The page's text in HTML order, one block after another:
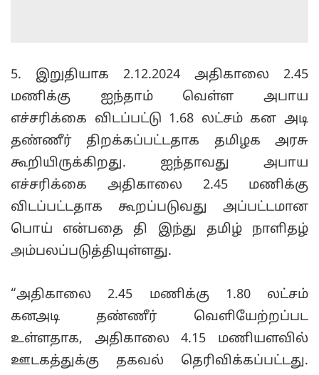
5. இறுதியாக 2.12.2024 அதிகாலை 2.45
மணிக்கு ஐந்தாம் வெள்ள அபாய
எச்சரிக்கை விடப்பட்டு 1.68 லட்சம் கன அடி
தண்ணீர் திறக்கப்பட்டதாக தமிழக அரசு
கூறியிருக்கிறது. ஐந்தாவது அபாய
எச்சரிக்கை அதிகாலை 2.45 மணிக்கு
விடப்பட்டதாக கூறப்படுவது அப்பட்டமான
பொய் என்பதை தி இந்து தமிழ் நாளிதழ்
அம்பலப்படுத்தியுள்ளது.
“அதிகாலை 2.45 மணிக்கு 1.80 லட்சம்
கனஅடி தண்ணீர் வெளியேற்றப்பட
உள்ளதாக, அதிகாலை 4.15 மணியளவில்
ஊடகத்துக்கு தகவல் தெரிவிக்கப்பட்டது.